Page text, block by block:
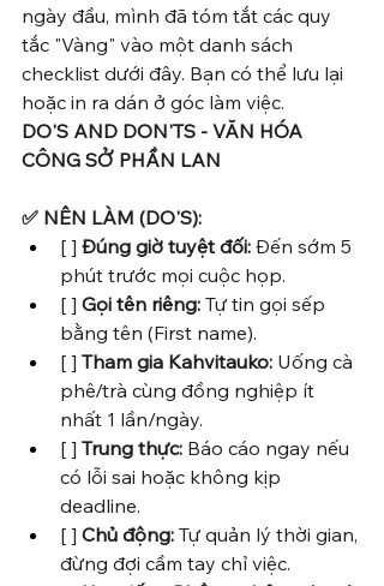
ngày đầu, mình đã tóm tắt các quy
tắc "Vàng" vào một danh sách
checklist dưới đây. Bạn có thể lưu lại
hoặc in ra dán ở góc làm việc.
DO'S AND DON'TS - VĂN HÓA
CÔNG SỞ PHẦN LAN
✅ NÊN LÀM (DO'S):
[ ] Đúng giờ tuyệt đối: Đến sớm 5
phút trước mọi cuộc họp.
[ ] Gọi tên riêng: Tự tin gọi sếp
bằng tên (First name).
[ ] Tham gia Kahvitauko: Uống cà
phê/trà cùng đồng nghiệp ít
nhất 1 lần/ngày.
[ ] Trung thực: Báo cáo ngay nếu
có lỗi sai hoặc không kịp
deadline.
[ ] Chủ động: Tự quản lý thời gian,
đừng đợi cầm tay chỉ việc.